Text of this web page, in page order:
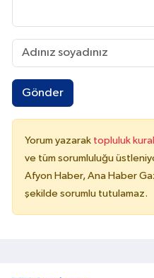
Gönder
Yorum yazarak topluluk
ve tüm sorumluluğu
Afyon Haber, Ana Haber
şekilde sorumlu tutulamaz.